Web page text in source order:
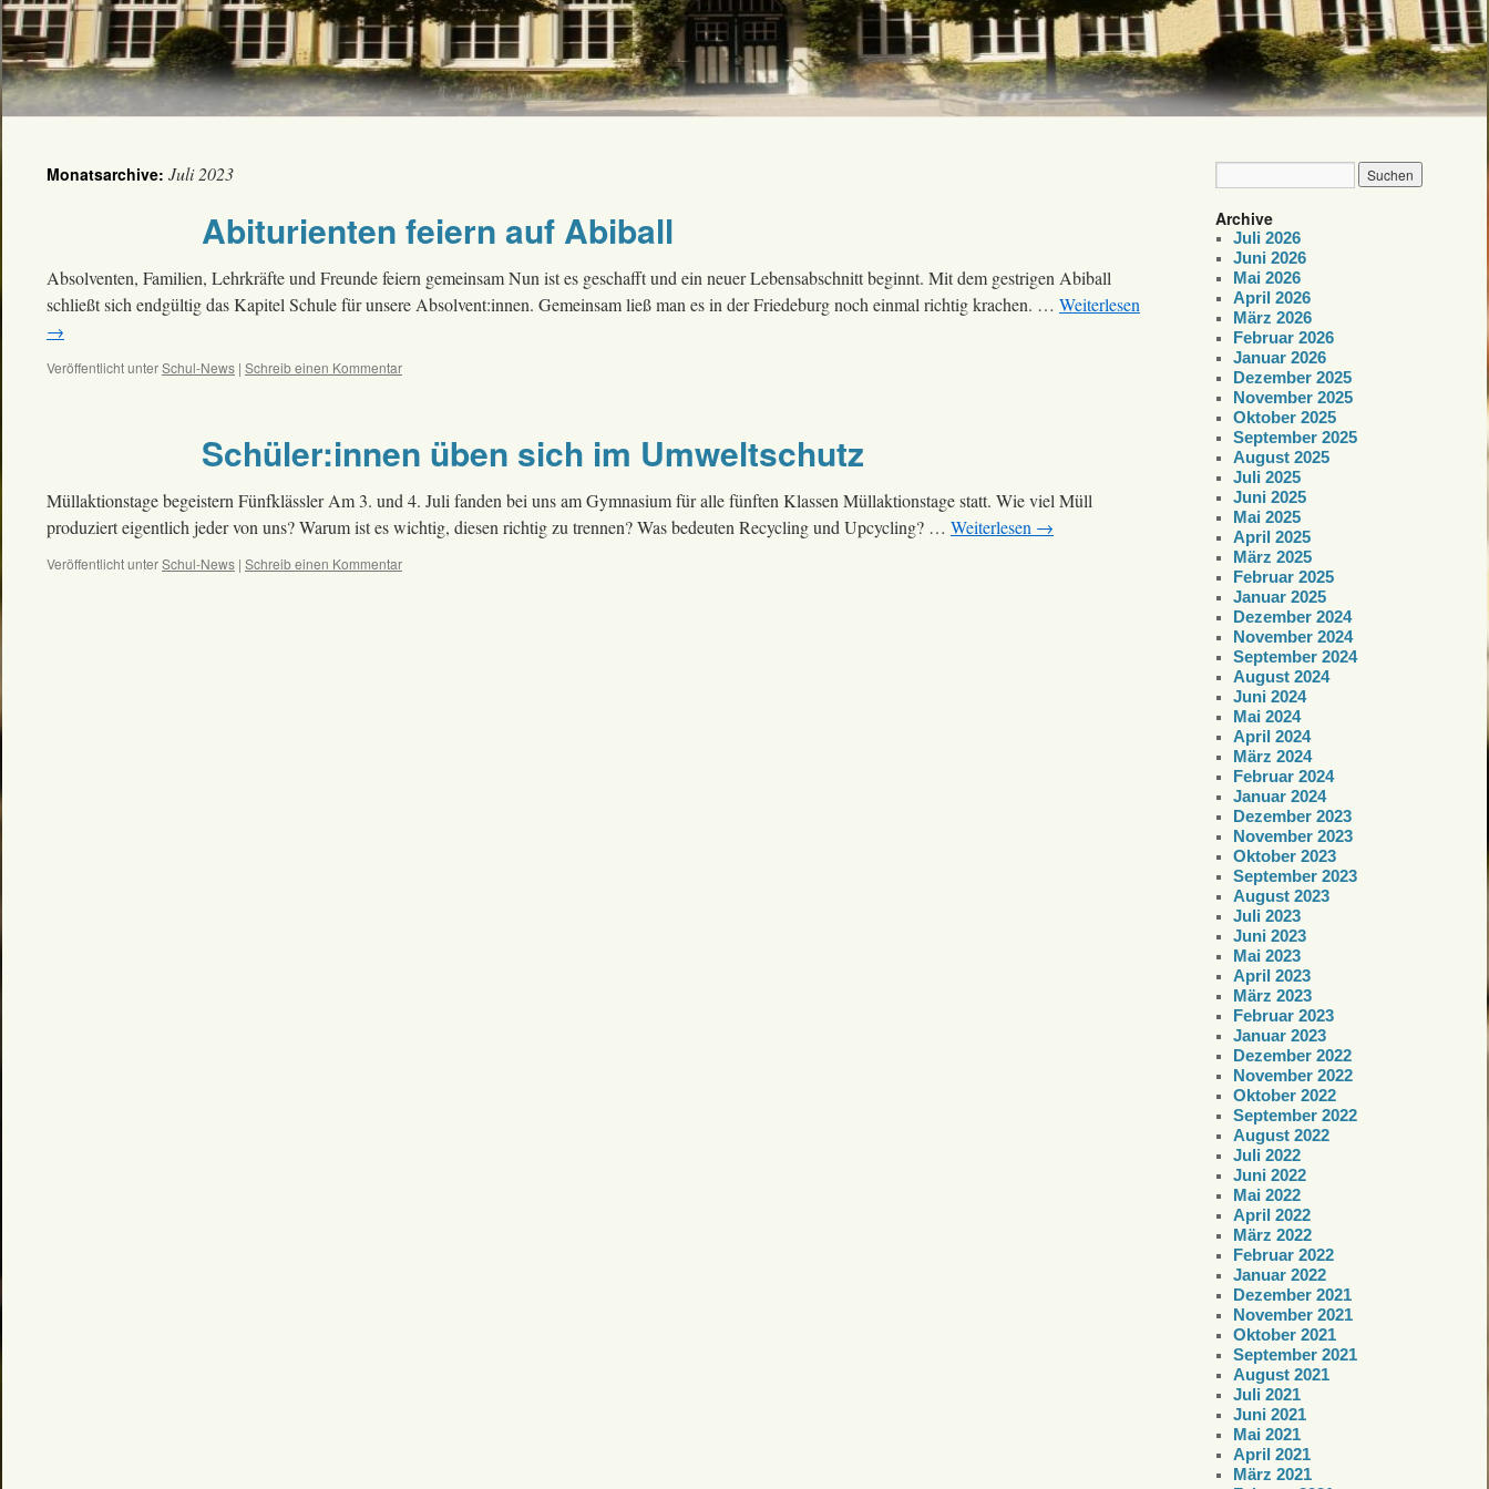
Monatsarchive: Juli 2023
Abiturienten feiern auf Abiball
Absolventen, Familien, Lehrkräfte und Freunde feiern gemeinsam Nun ist es geschafft und ein neuer Lebensabschnitt beginnt. Mit dem gestrigen Abiball
schließt sich endgültig das Kapitel Schule für unsere Absolvent:innen. Gemeinsam ließ man es in der Friedeburg noch einmal richtig krachen. … Weiterlesen
→
Veröffentlicht unterSchul-News | Schreib einen Kommentar
Schüler:innen üben sich im Umweltschutz
Müllaktionstage begeistern Fünfklässler Am 3. und 4. Juli fanden bei uns am Gymnasium für alle fünften Klassen Müllaktionstage statt. Wie viel Müll
produziert eigentlich jeder von uns? Warum ist es wichtig, diesen richtig zu trennen? Was bedeuten Recycling und Upcycling? … Weiterlesen →
Veröffentlicht unterSchul-News | Schreib einen Kommentar
Archive
Juli 2026
Juni 2026
Mai 2026
April 2026
März 2026
Februar 2026
Januar 2026
Dezember 2025
November 2025
Oktober 2025
September 2025
August 2025
Juli 2025
Juni 2025
Mai 2025
April 2025
März 2025
Februar 2025
Januar 2025
Dezember 2024
November 2024
September 2024
August 2024
Juni 2024
Mai 2024
April 2024
März 2024
Februar 2024
Januar 2024
Dezember 2023
November 2023
Oktober 2023
September 2023
August 2023
Juli 2023
Juni 2023
Mai 2023
April 2023
März 2023
Februar 2023
Januar 2023
Dezember 2022
November 2022
Oktober 2022
September 2022
August 2022
Juli 2022
Juni 2022
Mai 2022
April 2022
März 2022
Februar 2022
Januar 2022
Dezember 2021
November 2021
Oktober 2021
September 2021
August 2021
Juli 2021
Juni 2021
Mai 2021
April 2021
März 2021